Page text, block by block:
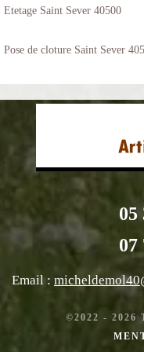
Etetage Saint Sever 40500
Pose de cloture Saint Sever
05
07
Email :
©2022 - 2026